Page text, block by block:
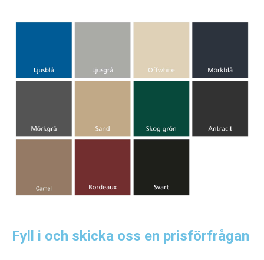
Fyll i och skicka oss en prisförfrågan